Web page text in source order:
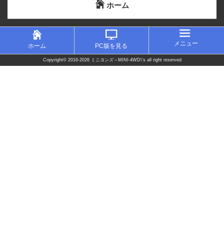
ホーム
ホーム PC版を見る メニュー
Copyright© 2016-2026 ミニヨンズ～MINI-4WD\'sall right reserved